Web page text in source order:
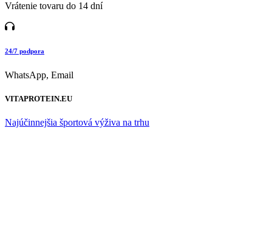
Vrátenie tovaru do 14 dní
24/7 podpora
WhatsApp, Email
VITAPROTEIN.EU
Najúčinnejšia športová výživa na trhu